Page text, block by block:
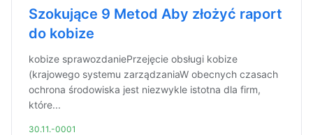
Szokujące 9 Metod Aby złożyć raport
do kobize
kobize sprawozdaniePrzejęcie obsługi kobize
(krajowego systemu zarządzaniaW obecnych czasach
ochrona środowiska jest niezwykle istotna dla firm,
które...
30.11.-0001